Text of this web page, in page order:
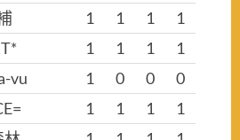
1 1 1
1
1 1 1
1
vu
1 0 0
0
1 1 1
1